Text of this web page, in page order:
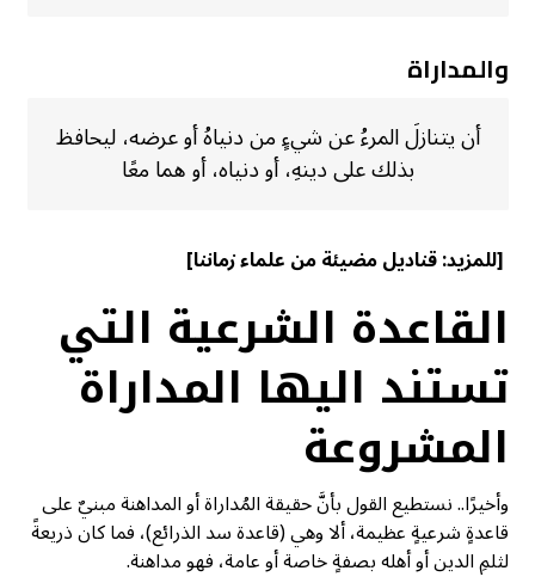
والمداراة
أن يتنازلَ المرءُ عن شيءٍ من دنياهُ أو عرضه، ليحافظ
بذلك على دينهِ، أو دنياه، أو هما معًا
[للمزيد:قناديل مضيئة من علماء زماننا]
القاعدة الشرعية التي
تستند اليها المداراة
المشروعة
وأخيرًا.. نستطيع القول بأنَّ حقيقة المُداراة أو المداهنة مبنيٌ على
قاعدةٍ شرعيةٍ عظيمة، ألا وهي (قاعدة سد الذرائع)، فما كان ذريعةً
لثلمِ الدين أو أهله بصفةٍ خاصة أو عامة، فهو مداهنة.